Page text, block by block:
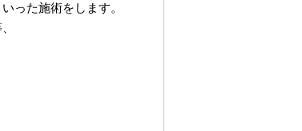
った施術をします。